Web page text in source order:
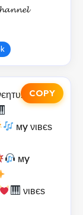
COPY
мy νιвєѕ
мy
νιвєѕ